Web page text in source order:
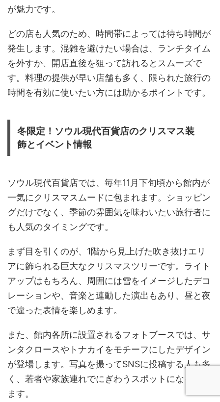
が魅力です。
どの店も人気のため、時間帯によっては待ち時間が
発生します。混雑を避けたい場合は、ランチタイム
を外すか、開店直後を狙って訪れるとスムーズで
す。料理の提供が早い店舗も多く、限られた旅行の
時間を有効に使いたい方には助かるポイントです。
冬限定！ソウル現代百貨店のクリスマス装
飾とイベント情報
ソウル現代百貨店では、毎年11月下旬頃から館内が
一気にクリスマスムードに包まれます。ショッピン
グだけでなく、季節の雰囲気を味わいたい旅行者に
も人気のタイミングです。
まず目を引くのが、1階から見上げた吹き抜けエリ
アに飾られる巨大なクリスマスツリーです。ライト
アップはもちろん、周囲には雪をイメージしたデコ
レーションや、音楽と連動した演出もあり、昼と夜
で違った表情を楽しめます。
また、館内各所に設置されるフォトブースでは、サ
ンタクロースやトナカイをモチーフにしたデザイン
が登場します。写真を撮ってSNSに投稿する人も多
く、若者や家族連れでにぎわうスポットになってい
ます。